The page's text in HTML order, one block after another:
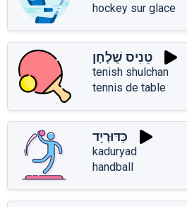
hockey sur glace
טֵנִיס שֻׁלְחָן
tenish shulchan
tennis de table
כַּדּוּרְיָד
kaduryad
handball